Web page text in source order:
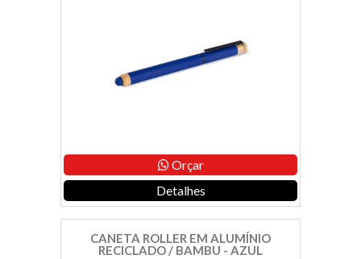
Orçar
Detalhes
CANETA ROLLER EM ALUMÍNIO
RECICLADO / BAMBU - AZUL